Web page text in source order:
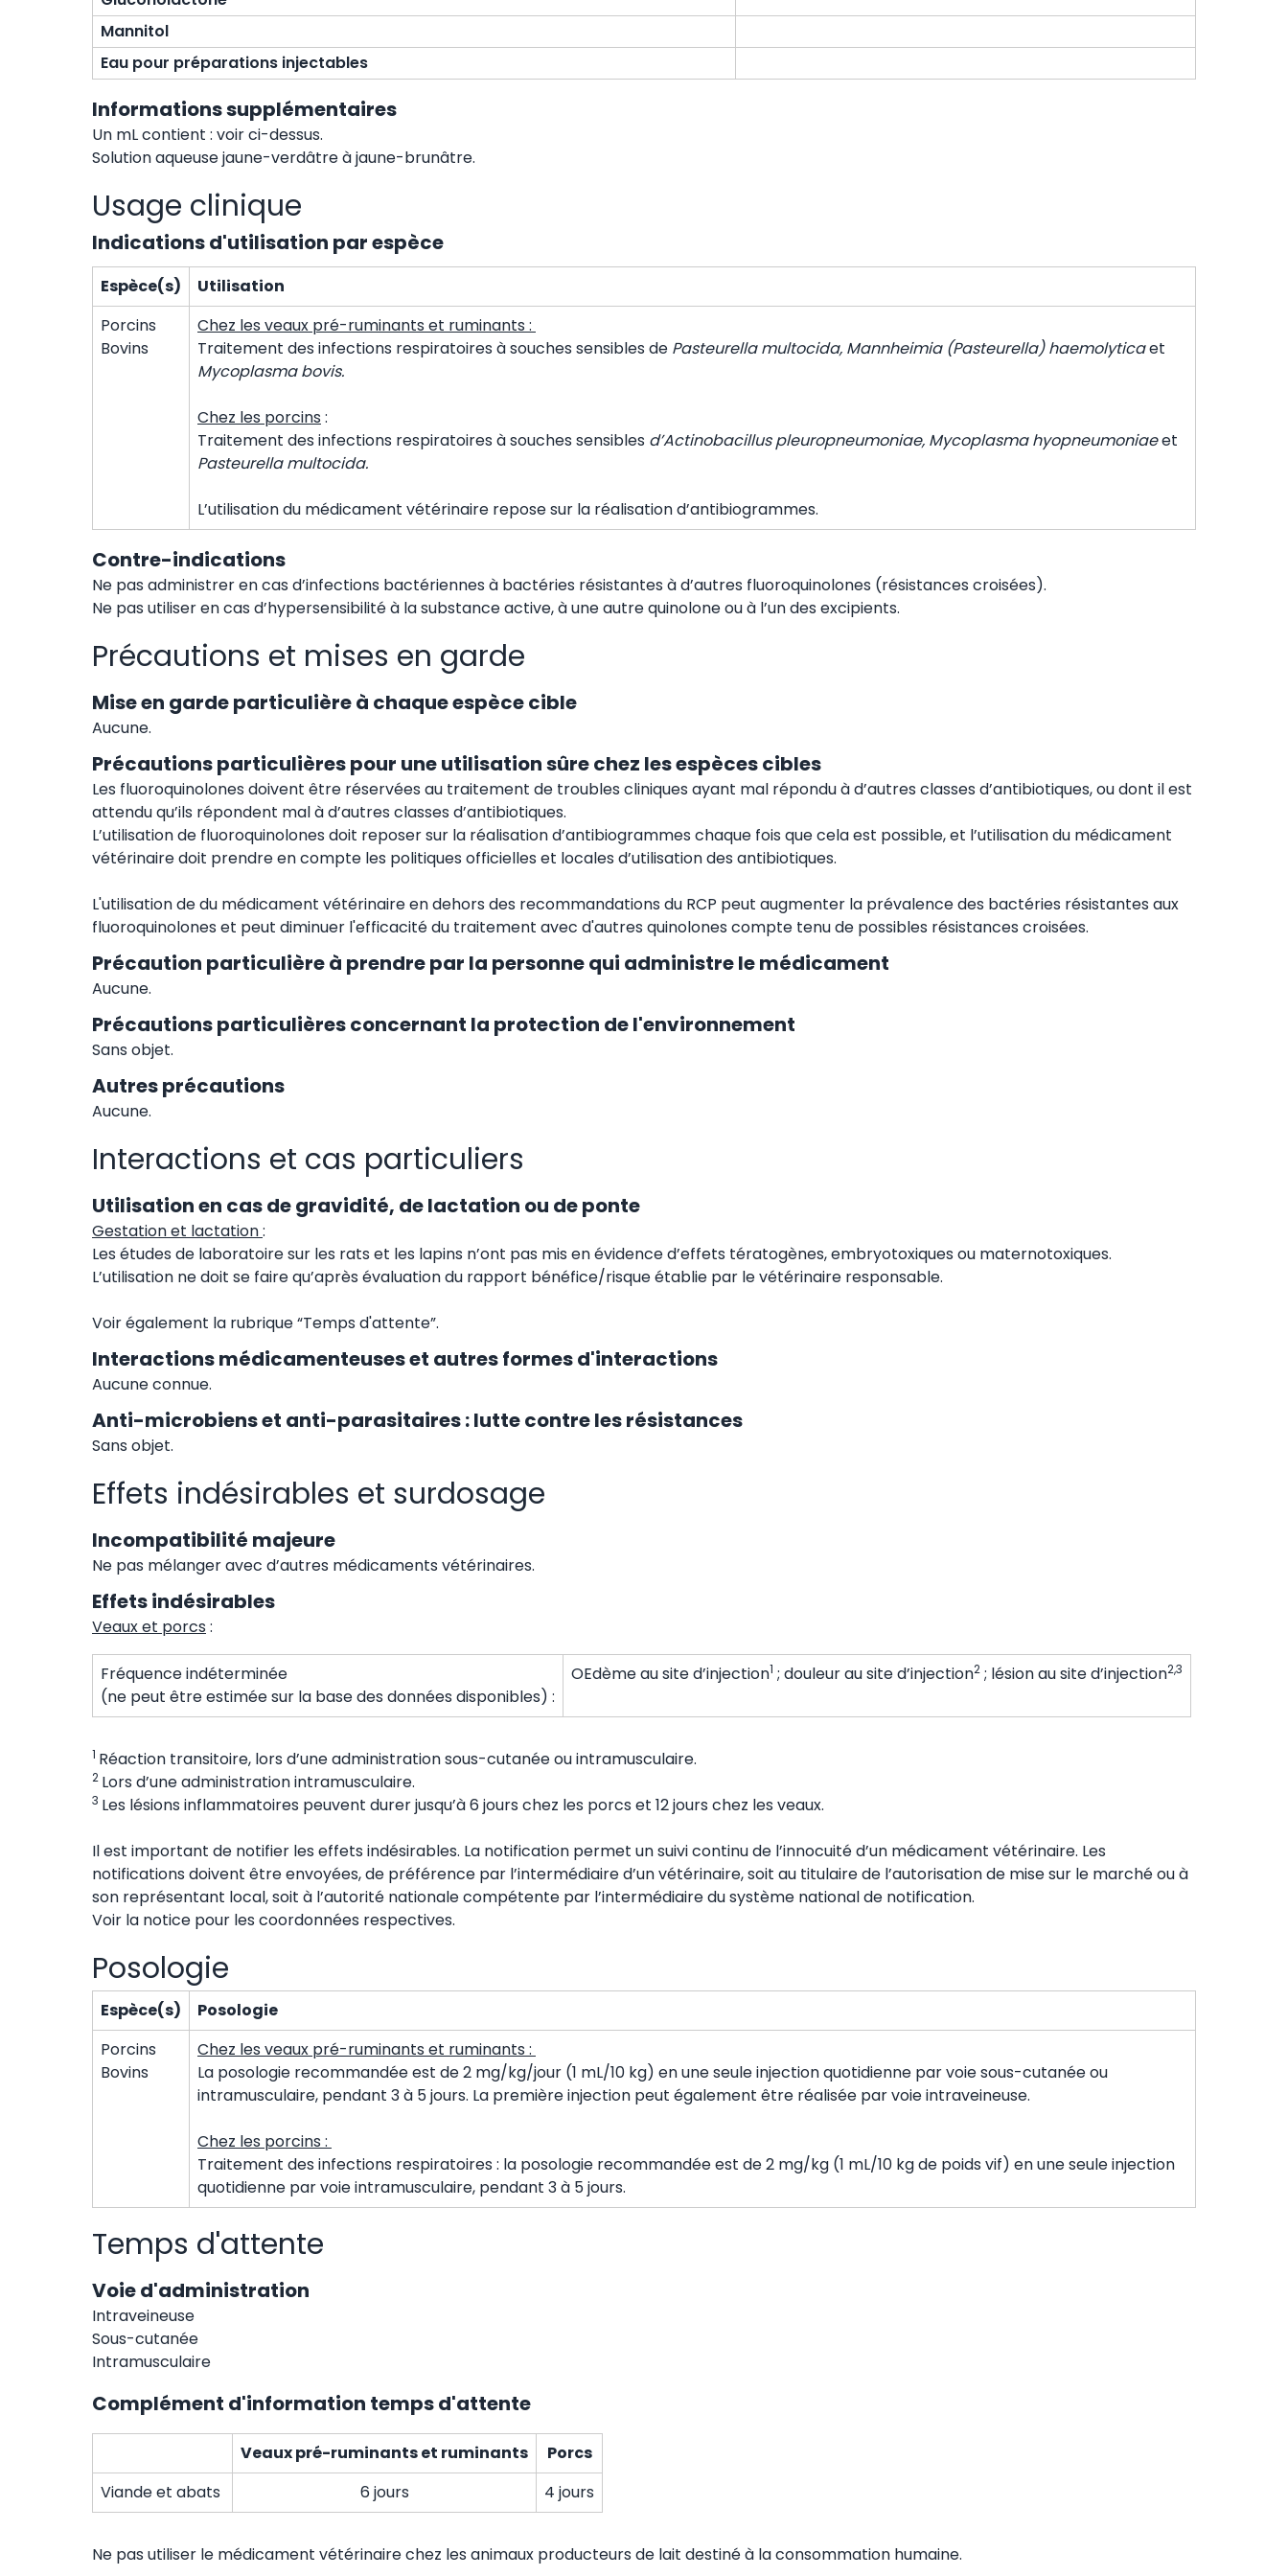
Mannitol
Eau pour préparations injectables
Informations supplémentaires
Un mL contient : voir ci-dessus.
Solution aqueuse jaune-verdâtre à jaune-brunâtre.
Usage clinique
Indications d'utilisation par espèce
Espèce(s)
Utilisation
Porcins
Bovins
Chez les veaux pré-ruminants et ruminants :
Traitement des infections respiratoires à souches sensibles de Pasteurella multocida, Mannheimia (Pasteurella) haemolyticaet
Mycoplasma bovis.
Chez les porcins :
Traitement des infections respiratoires à souches sensibles d’Actinobacillus pleuropneumoniae, Mycoplasma hyopneumoniaeet
Pasteurella multocida.
L’utilisation du médicament vétérinaire repose sur la réalisation d’antibiogrammes.
Contre-indications
Ne pas administrer en cas d’infections bactériennes à bactéries résistantes à d’autres fluoroquinolones (résistances croisées).
Ne pas utiliser en cas d’hypersensibilité à la substance active, à une autre quinolone ou à l’un des excipients.
Précautions et mises en garde
Mise en garde particulière à chaque espèce cible
Aucune.
Précautions particulières pour une utilisation sûre chez les espèces cibles
Les fluoroquinolones doivent être réservées au traitement de troubles cliniques ayant mal répondu à d’autres classes d’antibiotiques, ou dont il est
attendu qu’ils répondent mal à d’autres classes d’antibiotiques.
L’utilisation de fluoroquinolones doit reposer sur la réalisation d’antibiogrammes chaque fois que cela est possible, et l’utilisation du médicament
vétérinaire doit prendre en compte les politiques officielles et locales d’utilisation des antibiotiques.
L'utilisation de du médicament vétérinaire en dehors des recommandations du RCP peut augmenter la prévalence des bactéries résistantes aux
fluoroquinolones et peut diminuer l'efficacité du traitement avec d'autres quinolones compte tenu de possibles résistances croisées.
Précaution particulière à prendre par la personne qui administre le médicament
Aucune.
Précautions particulières concernant la protection de l'environnement
Sans objet.
Autres précautions
Aucune.
Interactions et cas particuliers
Utilisation en cas de gravidité, de lactation ou de ponte
Gestation et lactation:
Les études de laboratoire sur les rats et les lapins n’ont pas mis en évidence d’effets tératogènes, embryotoxiques ou maternotoxiques.
L’utilisation ne doit se faire qu’après évaluation du rapport bénéfice/risque établie par le vétérinaire responsable.
Voir également la rubrique “Temps d'attente”.
Interactions médicamenteuses et autres formes d'interactions
Aucune connue.
Anti-microbiens et anti-parasitaires : lutte contre les résistances
Sans objet.
Effets indésirables et surdosage
Incompatibilité majeure
Ne pas mélanger avec d’autres médicaments vétérinaires.
Effets indésirables
Veaux et porcs :
Fréquence indéterminée
(ne peut être estimée sur la base des données disponibles) :
OEdème au site d’injection1 ; douleur au site d’injection2 ; lésion au site d’injection2,3
1 Réaction transitoire, lors d’une administration sous-cutanée ou intramusculaire.
2 Lors d’une administration intramusculaire.
3 Les lésions inflammatoires peuvent durer jusqu’à 6 jours chez les porcs et 12 jours chez les veaux.
Il est important de notifier les effets indésirables. La notification permet un suivi continu de l’innocuité d’un médicament vétérinaire. Les
notifications doivent être envoyées, de préférence par l’intermédiaire d’un vétérinaire, soit au titulaire de l’autorisation de mise sur le marché ou à
son représentant local, soit à l’autorité nationale compétente par l’intermédiaire du système national de notification.
Voir la notice pour les coordonnées respectives.
Posologie
Espèce(s)
Posologie
Porcins
Bovins
Chez les veaux pré-ruminants et ruminants :
La posologie recommandée est de 2 mg/kg/jour (1 mL/10 kg) en une seule injection quotidienne par voie sous-cutanée ou
intramusculaire, pendant 3 à 5 jours. La première injection peut également être réalisée par voie intraveineuse.
Chez les porcins :
Traitement des infections respiratoires : la posologie recommandée est de 2 mg/kg (1 mL/10 kg de poids vif) en une seule injection
quotidienne par voie intramusculaire, pendant 3 à 5 jours.
Temps d'attente
Voie d'administration
Intraveineuse
Sous-cutanée
Intramusculaire
Complément d'information temps d'attente
Veaux pré-ruminants et ruminants
Porcs
Viande et abats
6 jours 4 jours
Ne pas utiliser le médicament vétérinaire chez les animaux producteurs de lait destiné à la consommation humaine.